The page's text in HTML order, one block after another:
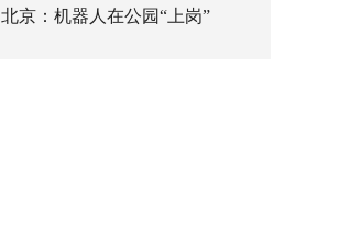
北京：机器人在公园“上岗”